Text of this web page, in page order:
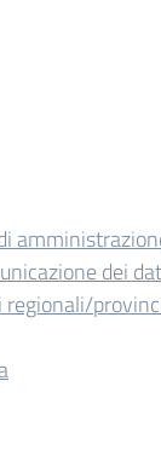
dei
regionali/